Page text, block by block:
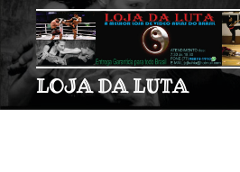
LOJA DA LUTA